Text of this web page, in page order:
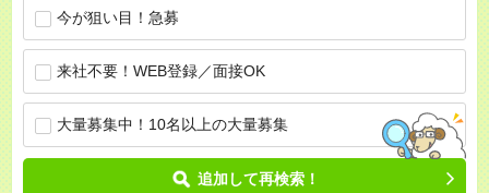
今が狙い目！急募
来社不要！WEB登録／面接OK
大量募集中！10名以上の大量募集
追加して再検索！